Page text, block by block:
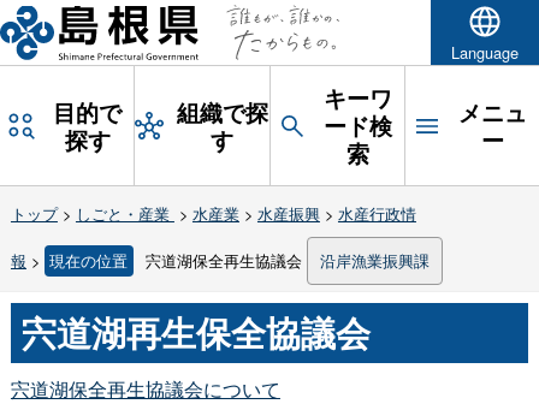
Language
目的で
探す
組織で探
す
キーワ
ード検
索
メニュ
ー
トップ> しごと・産業 > 水産業> 水産振興> 水産行政情
報 > 現在の位置 宍道湖保全再生協議会 沿岸漁業振興課
宍道湖再生保全協議会
宍道湖保全再生協議会について